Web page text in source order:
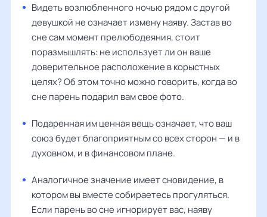
Видеть возлюбленного ночью рядом с другой
девушкой не означает измену наяву. Застав во
сне сам момент прелюбодеяния, стоит
поразмышлять: не использует ли он ваше
доверительное расположение в корыстных
целях? Об этом точно можно говорить, когда во
сне парень подарил вам свое фото.
Подаренная им ценная вещь означает, что ваш
союз будет благоприятным со всех сторон — и в
духовном, и в финансовом плане.
Аналогичное значение имеет сновидение, в
котором вы вместе собираетесь прогуляться.
Если парень во сне игнорирует вас, наяву